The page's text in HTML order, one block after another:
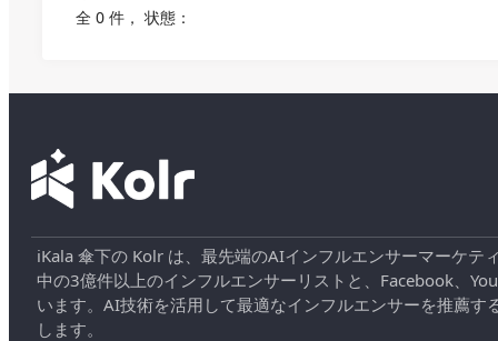
全 0 件 ， 状態：
iKala 傘下の Kolr は、最先端のAIインフルエンサーマーケ
中の3億件以上のインフルエンサーリストと、Facebook、
います。AI技術を活用して最適なインフルエンサーを推薦
します。